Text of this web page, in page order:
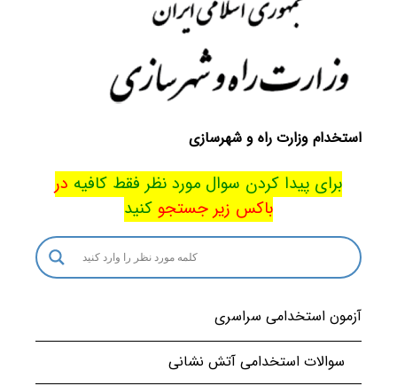
استخدام وزارت راه و شهرسازی
برای پیدا کردن سوال مورد نظر فقط کافیه در
باکس زیر جستجو کنید
آزمون استخدامی سراسری
سوالات استخدامی آتش نشانی